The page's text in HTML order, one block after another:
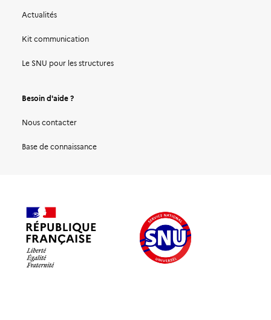
Actualités
Kit communication
Le SNU pour les structures
Besoin d'aide ?
Nous contacter
Base de connaissance